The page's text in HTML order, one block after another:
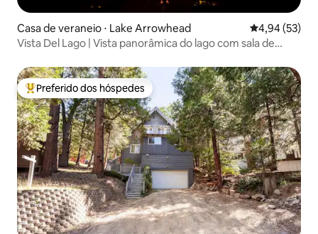
Casa de veraneio ⋅ Lake Arrowhead 4,94 de uma
4,94 (53)
Vista Del Lago | Vista panorâmica do lago com sala de
Entre os melhores preferidos dos hóspedes
Preferido dos hóspedes